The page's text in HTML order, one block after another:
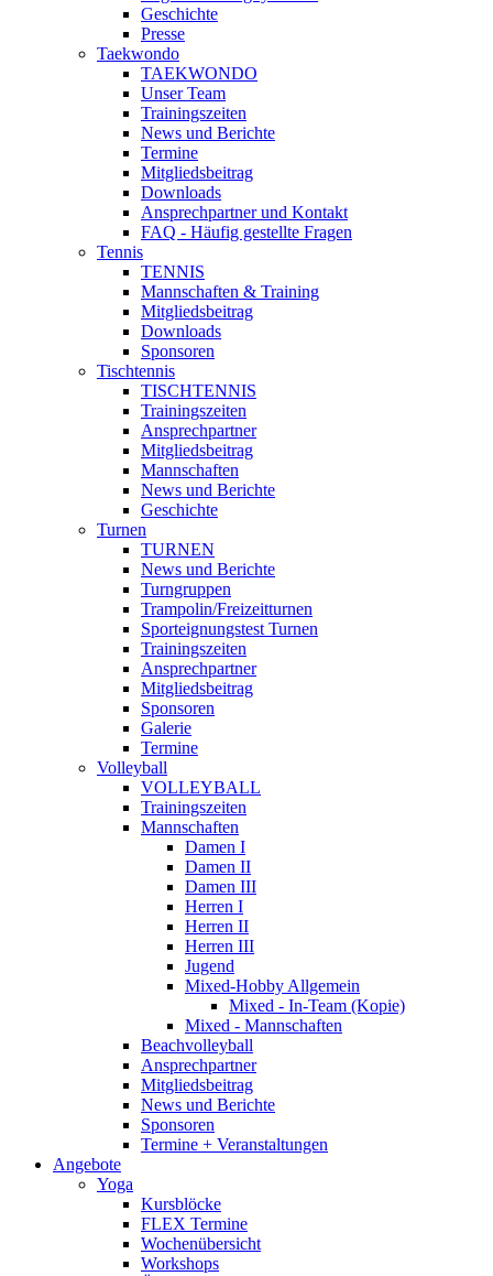
Geschichte
Presse
Taekwondo
TAEKWONDO
Unser Team
Trainingszeiten
News und Berichte
Termine
Mitgliedsbeitrag
Downloads
Ansprechpartner und Kontakt
FAQ - Häufig gestellte Fragen
Tennis
TENNIS
Mannschaften & Training
Mitgliedsbeitrag
Downloads
Sponsoren
Tischtennis
TISCHTENNIS
Trainingszeiten
Ansprechpartner
Mitgliedsbeitrag
Mannschaften
News und Berichte
Geschichte
Turnen
TURNEN
News und Berichte
Turngruppen
Trampolin/Freizeitturnen
Sporteignungstest Turnen
Trainingszeiten
Ansprechpartner
Mitgliedsbeitrag
Sponsoren
Galerie
Termine
Volleyball
VOLLEYBALL
Trainingszeiten
Mannschaften
Damen I
Damen II
Damen III
Herren I
Herren II
Herren III
Jugend
Mixed-Hobby Allgemein
Mixed - In-Team (Kopie)
Mixed - Mannschaften
Beachvolleyball
Ansprechpartner
Mitgliedsbeitrag
News und Berichte
Sponsoren
Termine + Veranstaltungen
Angebote
Yoga
Kursblöcke
FLEX Termine
Wochenübersicht
Workshops